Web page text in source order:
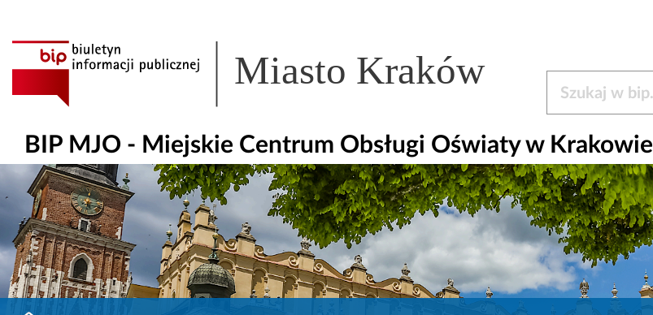
Miasto Kraków
BIP MJO - Miejskie Centrum Obsługi Oświaty w Krakowie